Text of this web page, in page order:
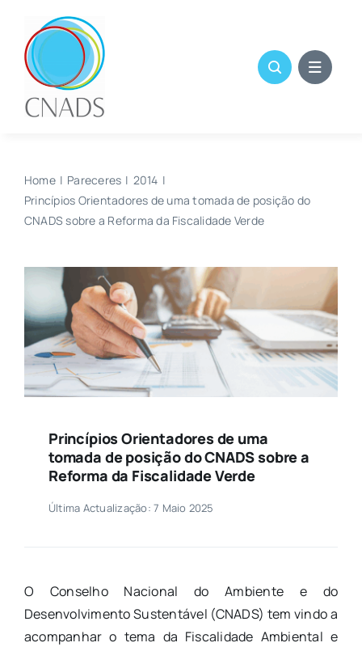
content
Home Pareceres
2014
Princípios Orientadores de uma tomada de posição do
CNADS sobre a Reforma da Fiscalidade Verde
Princípios Orientadores de uma
tomada de posição do CNADS sobre a
Reforma da Fiscalidade Verde
Última Actualização: 7 Maio 2025
O Conselho Nacional do Ambiente e do
Desenvolvimento Sustentável (CNADS) tem vindo a
acompanhar o tema da Fiscalidade Ambiental e